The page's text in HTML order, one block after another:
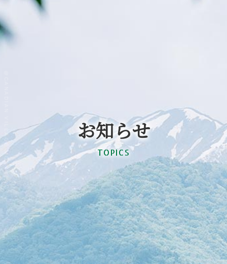
@CANADIAN VILLAGE MONTREAL お知らせ
TOPICS